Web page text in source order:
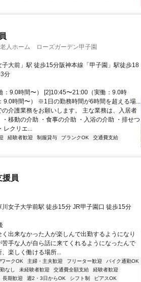
人ホーム ローズガーデン甲子園
大前」駅 徒歩15分阪神本線「甲子園」駅徒歩18
分
：9.0時間〜） [2]10:45〜21:00（実働：9.0時
9.0時間〜） ※1日の勤務時間が6時間を超える場...
介護業務をお願いします。 主な業務は、入居者
移動の介助 ・食事の介助 ・入浴の介助 ・排せつ
レクリエ...
経験者歓迎 制服貸与 ブランクOK
交通費支給
員
女子大学前駅 徒歩15分 JR甲子園口 徒歩15分
出来なかった人が楽しんで出勤するようになり
手な人が自ら話に来てくれるようになったんで
楽しく働ける場所...
ークOK 主婦・主夫歓迎 フリーター歓迎
バイク通勤OK
なし 未経験者歓迎 交通費全額支給
経験者歓迎
長期歓迎 週2・3日からOK シフト制 ピアスOK